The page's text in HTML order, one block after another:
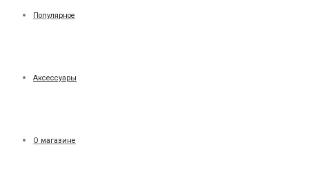
Популярное
Аксессуары
О магазине